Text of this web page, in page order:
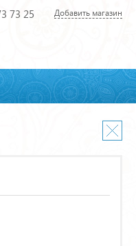
73 25 Добавить магазин